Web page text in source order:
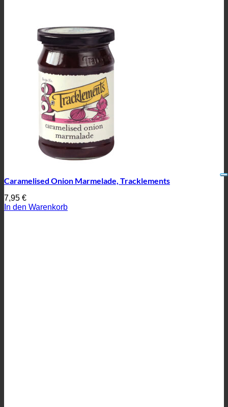
Caramelised Onion Marmelade, Tracklements
7,95 €
In den Warenkorb